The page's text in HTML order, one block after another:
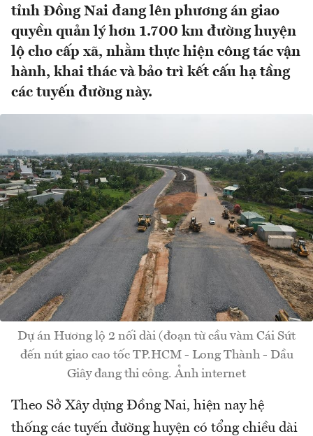
tỉnh Đồng Nai đang lên phương án giao
quyền quản lý hơn 1.700 km đường huyện
lộ cho cấp xã, nhằm thực hiện công tác vận
hành, khai thác và bảo trì kết cấu hạ tầng
các tuyến đường này.
Dự án Hương lộ 2 nối dài (đoạn từ cầu vàm Cái Sứt
đến nút giao cao tốc TP.HCM - Long Thành - Dầu
Giây đang thi công. Ảnh internet
Theo Sở Xây dựng Đồng Nai, hiện nay hệ
thống các tuyến đường huyện có tổng chiều dài